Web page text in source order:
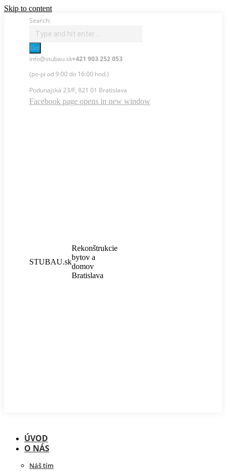
Skip to content
Search:
info@stubau.sk+421 903 252 053
(po-pi od 9:00 do 16:00 hod.)
Podunajská 23/F, 821 01 Bratislava
Facebook page opens in new window
STUBAU.sk
Rekonštrukcie
bytov a
domov
Bratislava
ÚVOD
O NÁS
Náš tím